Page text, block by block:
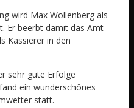
wird Max Wollenberg als
Er beerbt damit das Amt
Kassierer in den
sehr gute Erfolge
ein wunderschönes
statt.